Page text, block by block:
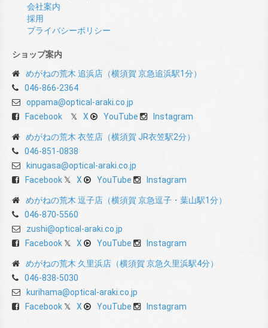
会社案内
採用
プライバシーポリシー
ショップ案内
めがねの荒木 追浜店（横須賀 京急追浜駅1分）
046-866-2364
oppama@optical-araki.co.jp
Facebook
X YouTube Instagram
めがねの荒木 衣笠店（横須賀 JR衣笠駅2分）
046-851-0838
kinugasa@optical-araki.co.jp
Facebook
X YouTube Instagram
めがねの荒木 逗子店（横須賀 京急逗子・葉山駅1分）
046-870-5560
zushi@optical-araki.co.jp
Facebook
X YouTube Instagram
めがねの荒木 久里浜店（横須賀 京急久里浜駅4分）
046-838-5030
kurihama@optical-araki.co.jp
Facebook
X YouTube Instagram